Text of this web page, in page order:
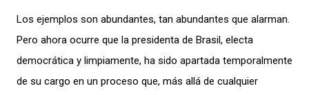
Los ejemplos son abundantes, tan abundantes que alarman.
Pero ahora ocurre que la presidenta de Brasil, electa
democrática y limpiamente, ha sido apartada temporalmente
de su cargo en un proceso que, más allá de cualquier